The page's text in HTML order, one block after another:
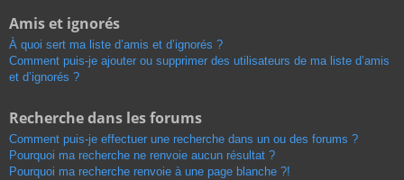
Amis et ignorés
À quoi sert ma liste d’amis et d’ignorés ?
Comment puis-je ajouter ou supprimer des utilisateurs de ma liste d’amis
et d’ignorés ?
Recherche dans les forums
Comment puis-je effectuer une recherche dans un ou des forums ?
Pourquoi ma recherche ne renvoie aucun résultat ?
Pourquoi ma recherche renvoie à une page blanche ?!